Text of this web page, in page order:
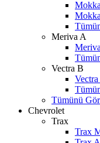
Meriva A
Vectra B
Tümünü Gör
Chevrolet
Trax
Trax